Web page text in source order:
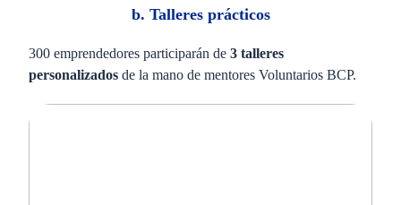
b. Talleres prácticos
300 emprendedores participarán de 3 talleres
personalizados de la mano de mentores Voluntarios BCP.